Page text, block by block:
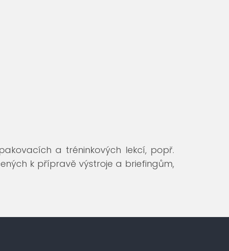
a tréninkových lekcí, popř.
k přípravě výstroje a briefingům,